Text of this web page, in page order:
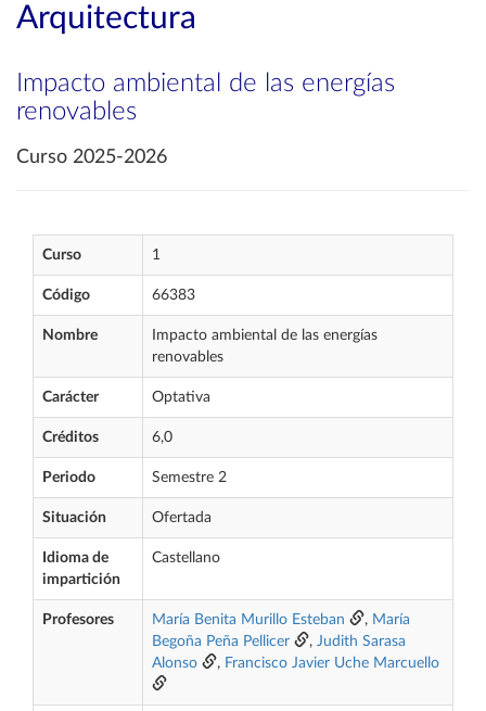
Arquitectura
Impacto ambiental de las energías
renovables
Curso 2025-2026
Curso 1
Código 66383
Nombre
Impacto ambiental de las energías
renovables
Carácter Optativa
Créditos 6,0
Periodo Semestre 2
Situación Ofertada
Idioma de
impartición
Castellano
Profesores María Benita Murillo Esteban , María
Begoña Peña Pellicer
, Judith Sarasa
Alonso
, Francisco Javier Uche Marcuello